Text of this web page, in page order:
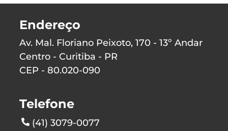
Endereço
Av. Mal. Floriano Peixoto, 170 - 13º Andar
Centro - Curitiba - PR
CEP - 80.020-090
Telefone
(41) 3079-0077